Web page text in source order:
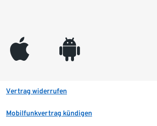
appleinc android
Vertrag widerrufen
Mobilfunkvertrag kündigen